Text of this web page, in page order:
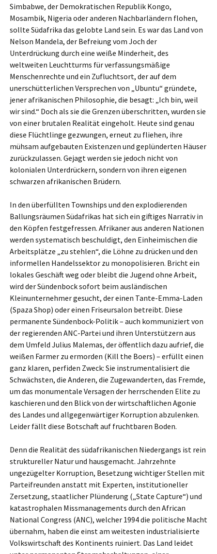
Simbabwe, der Demokratischen Republik Kongo,
Mosambik, Nigeria oder anderen Nachbarländern flohen,
sollte Südafrika das gelobte Land sein. Es war das Land von
Nelson Mandela, der Befreiung vom Joch der
Unterdrückung durch eine weiße Minderheit, des
weltweiten Leuchtturms für verfassungsmäßige
Menschenrechte und ein Zufluchtsort, der auf dem
unerschütterlichen Versprechen von „Ubuntu“ gründete,
jener afrikanischen Philosophie, die besagt: „Ich bin, weil
wir sind.“ Doch als sie die Grenzen überschritten, wurden sie
von einer brutalen Realität eingeholt. Heute sind genau
diese Flüchtlinge gezwungen, erneut zu fliehen, ihre
mühsam aufgebauten Existenzen und geplünderten Häuser
zurückzulassen. Gejagt werden sie jedoch nicht von
kolonialen Unterdrückern, sondern von ihren eigenen
schwarzen afrikanischen Brüdern.
In den überfüllten Townships und den explodierenden
Ballungsräumen Südafrikas hat sich ein giftiges Narrativ in
den Köpfen festgefressen. Afrikaner aus anderen Nationen
werden systematisch beschuldigt, den Einheimischen die
Arbeitsplätze „zu stehlen“, die Löhne zu drücken und den
informellen Handelssektor zu monopolisieren. Bricht ein
lokales Geschäft weg oder bleibt die Jugend ohne Arbeit,
wird der Sündenbock sofort beim ausländischen
Kleinunternehmer gesucht, der einen Tante-Emma-Laden
(Spaza Shop) oder einen Friseursalon betreibt. Diese
permanente Sündenbock-Politik – auch kommuniziert von
der regierenden ANC-Partei und ihren Unterstützern aus
dem Umfeld Julius Malemas, der öffentlich dazu aufrief, die
weißen Farmer zu ermorden (Kill the Boers) – erfüllt einen
ganz klaren, perfiden Zweck: Sie instrumentalisiert die
Schwächsten, die Anderen, die Zugewanderten, das Fremde,
um das monumentale Versagen der herrschenden Elite zu
kaschieren und den Blick von der wirtschaftlichen Agonie
des Landes und allgegenwärtiger Korruption abzulenken.
Leider fällt diese Botschaft auf fruchtbaren Boden.
Denn die Realität des südafrikanischen Niedergangs ist rein
struktureller Natur und hausgemacht. Jahrzehnte
ungezügelter Korruption, Besetzung wichtiger Stellen mit
Parteifreunden anstatt mit Experten, institutioneller
Zersetzung, staatlicher Plünderung („State Capture“) und
katastrophalen Missmanagements durch den African
National Congress (ANC), welcher 1994 die politische Macht
übernahm, haben die einst am weitesten industrialisierte
Volkswirtschaft des Kontinents ruiniert. Das Land leidet